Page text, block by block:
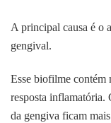
A principal causa é o
gengival.
Esse biofilme contém
resposta inflamatória.
da gengiva ficam